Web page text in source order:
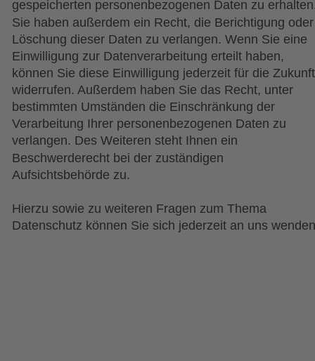
gespeicherten personenbezogenen Daten zu
Sie haben außerdem ein Recht, die Berichtigung
Löschung dieser Daten zu verlangen. Wenn Sie eine
Einwilligung zur Datenverarbeitung erteilt haben,
können Sie diese Einwilligung jederzeit für die
widerrufen. Außerdem haben Sie das Recht, unter
bestimmten Umständen die Einschränkung der
Verarbeitung Ihrer personenbezogenen Daten zu
verlangen. Des Weiteren steht Ihnen ein
Beschwerderecht bei der zuständigen
Aufsichtsbehörde zu.
Hierzu sowie zu weiteren Fragen zum Thema
Datenschutz können Sie sich jederzeit an uns